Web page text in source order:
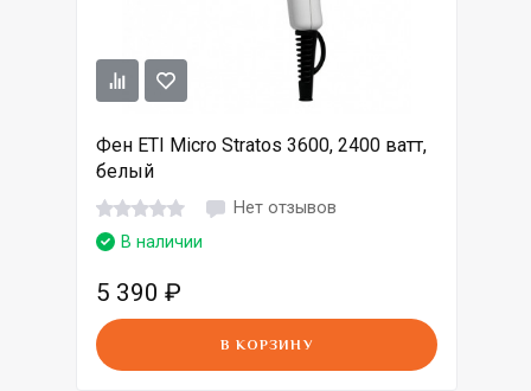
Фен ETI Micro Stratos 3600, 2400 ватт,
белый
Нет отзывов
В наличии
5 390 ₽
В КОРЗИНУ